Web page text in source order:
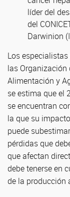
líder del
del
Darwinion
Los
las Organización
Alimentación y
se estima que el
se encuentran
la que su
puede
pérdidas que
que afectan
debe tenerse en
de la producción